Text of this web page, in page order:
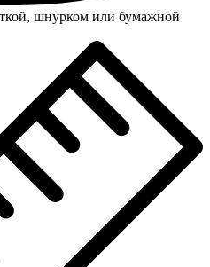
шнурком или бумажной